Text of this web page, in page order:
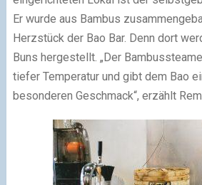
Er wurde aus Bambus
Herzstück der Bao Bar. Denn dort
Buns hergestellt. „Der
tiefer Temperatur und gibt dem Bao
besonderen Geschmack“, erzählt